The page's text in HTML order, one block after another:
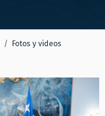
Fotos y videos